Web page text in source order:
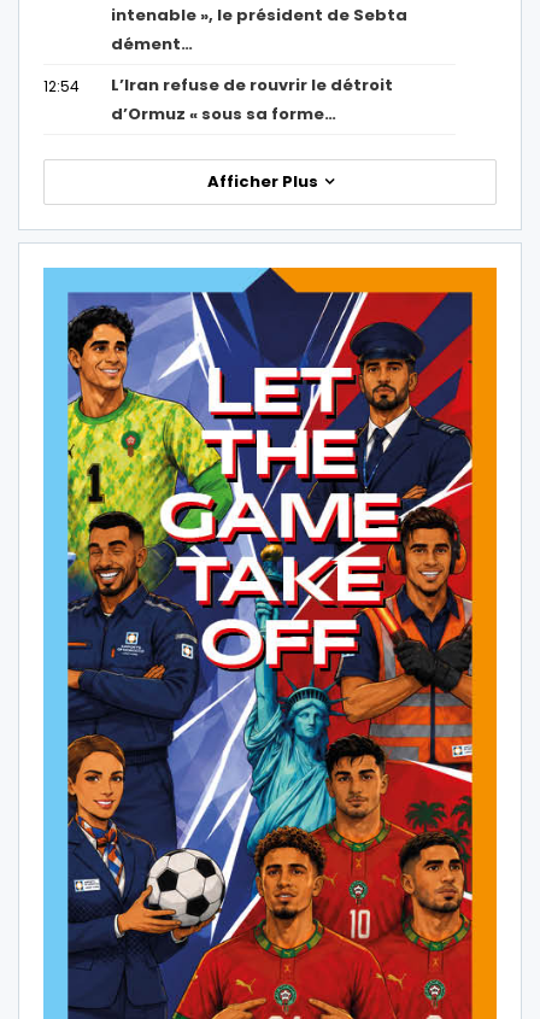
intenable », le président de Sebta
dément…
12:54
L’Iran refuse de rouvrir le détroit
d’Ormuz « sous sa forme…
Afficher Plus